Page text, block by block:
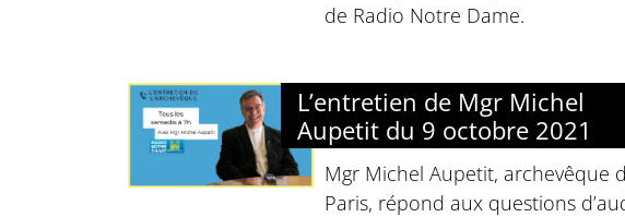
de Radio Notre Dame.
L’entretien de Mgr Michel
Aupetit du 9 octobre 2021
Mgr Michel Aupetit, archevêque
Paris, répond aux questions